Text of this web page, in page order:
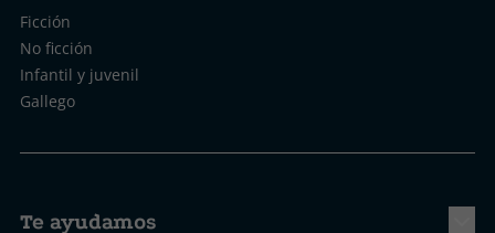
Ficción
No ficción
Infantil y juvenil
Gallego
Te ayudamos